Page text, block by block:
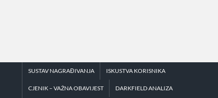
SUSTAV NAGRAĐIVANJA ISKUSTVA KORISNIKA
CJENIK – VAŽNA OBAVIJEST DARKFIELD ANALIZA